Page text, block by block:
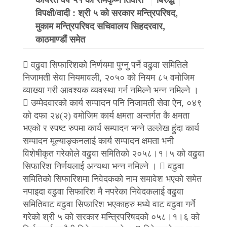
विपक्षी/वादी : श्री ५ को सरकार मन्त्रिपरिषद,
मुकाम मन्त्रिपरिषद सचिवालय सिहदरवार,
काठमाण्डौं समेत
 वढुवा सिफारिशको निर्णयमा पुग्नु पर्ने वढुवा समितिले
निजामती सेवा नियमावली, २०५० को नियम ८५ वमोजिम
व्याख्या गरी आवश्यक व्यवस्था गर्न नमिल्ने भन्न नमिल्ने ।
 उम्मेदवारको कार्य सम्पादन पनि निजामती सेवा ऐन, ०४९
को दफा २४(२) वमोजिम कार्य क्षमता अन्तर्गत कै क्षमता
भएको र स्पष्ट रुपमा कार्य सम्पादन भन्ने उल्लेख हुंदा कार्य
सम्पादन मूल्याङ्कनलाई कार्य सम्पादन क्षमता भनी
विशेषीकृत गरेकोले वढुवा समितिको २०५८।१।५ को वढुवा
सिफारिश निर्णयलाई अन्यथा भन्न नमिल्ने ।  वढुवा
समितिको सिफारिशमा निवेदकको नाम समावेश भएको समेत
नपाइदा वढुवा सिफारिश मै नपरेका निवेदकलाई वढुवा
समितिवाट वढुवा सिफारिश भएकाहरु मध्ये वाट वढुवा गर्ने
गरेको श्री ५ को सरकार मन्त्रिपरिषदको ०५८।१।६ को